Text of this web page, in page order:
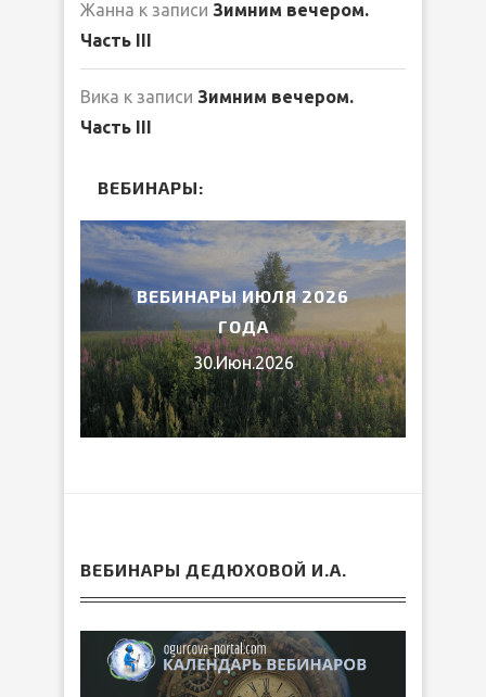
Жанна к записи Зимним вечером.
Часть III
Вика к записи Зимним вечером.
Часть III
ВЕБИНАРЫ:
ВЕБИНАРЫ ИЮЛЯ 2026
ГОДА
30.Июн.2026
ВЕБИНАРЫ ДЕДЮХОВОЙ И.А.